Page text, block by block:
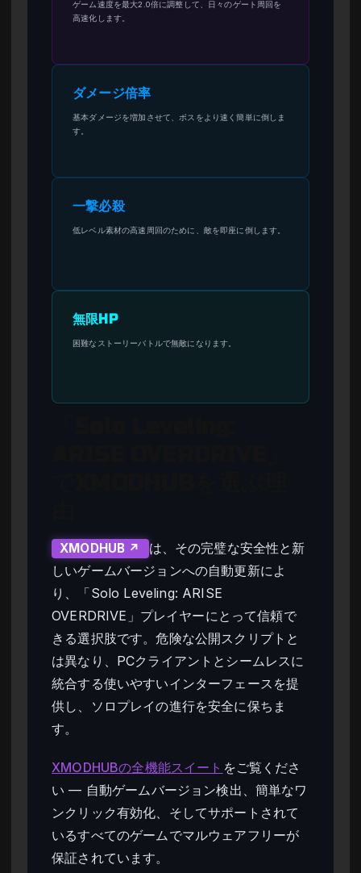
ゲーム速度を最大2.0倍に調整して、日々のゲート周回を
高速化します。
ダメージ倍率
基本ダメージを増加させて、ボスをより速く簡単に倒しま
す。
一撃必殺
低レベル素材の高速周回のために、敵を即座に倒します。
無限HP
困難なストーリーバトルで無敵になります。
XMODHUB ↗
は、その完璧な安全性と新
しいゲームバージョンへの自動更新によ
り、「Solo Leveling: ARISE
OVERDRIVE」プレイヤーにとって信頼で
きる選択肢です。危険な公開スクリプトと
は異なり、PCクライアントとシームレスに
統合する使いやすいインターフェースを提
供し、ソロプレイの進行を安全に保ちま
す。
XMODHUBの全機能スイート をご覧くださ
い — 自動ゲームバージョン検出、簡単なワ
ンクリック有効化、そしてサポートされて
いるすべてのゲームでマルウェアフリーが
保証されています。